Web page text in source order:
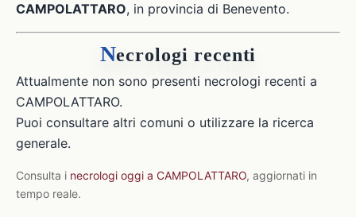
CAMPOLATTARO, in provincia di Benevento.
Necrologi recenti
Attualmente non sono presenti necrologi recenti a
CAMPOLATTARO.
Puoi consultare altri comuni o utilizzare la ricerca
generale.
Consulta i necrologi oggi a CAMPOLATTARO, aggiornati in
tempo reale.